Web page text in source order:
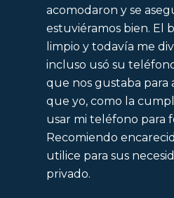
acomodaron y se
estuviéramos bien. El
limpio y todavía me
incluso usó su
que nos gustaba para
que yo, como la
usar mi teléfono para
Recomiendo
utilice para sus
privado.